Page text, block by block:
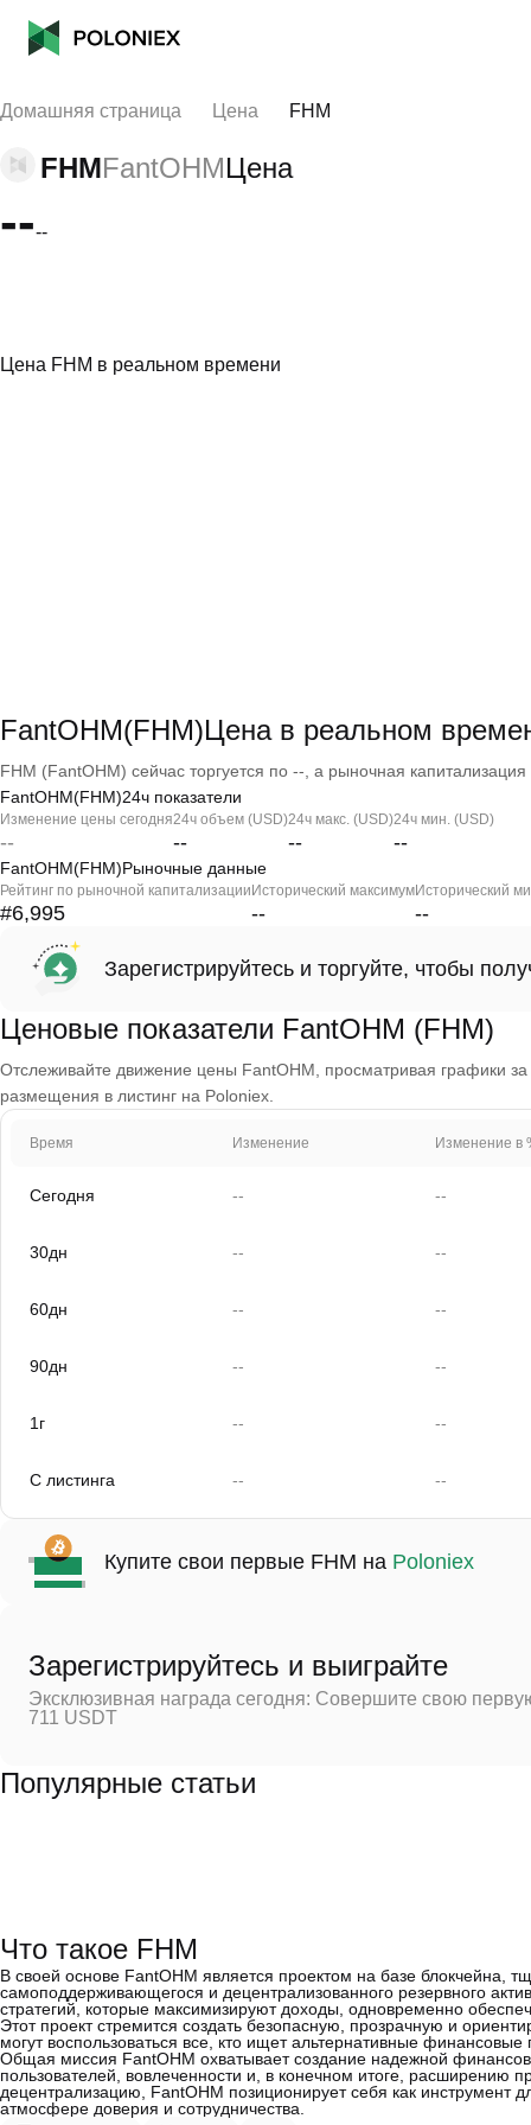
Домашняя страница Цена FHM
FHMFantOHMЦена
----
Цена FHM в реальном времени
FantOHM(FHM)Цена в реальном
FHM (FantOHM) сейчас торгуется по --, а рыночная
FantOHM(FHM)24ч показатели
Изменение цены сегодня
--
24ч объем (USD)
--
24ч макс. (USD)
--
24ч мин. (USD)
--
FantOHM(FHM)Рыночные данные
Рейтинг по рыночной капитализации
#6,995
Исторический максимум
--
Исторический
--
Зарегистрируйтесь и торгуйте, чтобы
Ценовые показатели FantOHM (FHM)
Отслеживайте движение цены FantOHM, просматривая графики
размещения в листинг на Poloniex.
Время Изменение Изменение в
Сегодня -- --
30дн -- --
60дн -- --
90дн -- --
1г -- --
С листинга -- --
Купите свои первые FHM на Poloniex
Зарегистрируйтесь и выиграйте
Эксклюзивная награда сегодня: Совершите свою
711 USDT
Популярные статьи
Что такое FHM
В своей основе FantOHM является проектом на базе блокчейна,
самоподдерживающегося и децентрализованного резервного
стратегий, которые максимизируют доходы, одновременно
Этот проект стремится создать безопасную, прозрачную и
могут воспользоваться все, кто ищет альтернативные
Общая миссия FantOHM охватывает создание надежной
пользователей, вовлеченности и, в конечном итоге, расширению
децентрализацию, FantOHM позиционирует себя как инструмент
атмосфере доверия и сотрудничества.